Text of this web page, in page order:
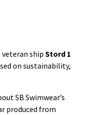
ship Stord 1
on sustainability,
SB Swimwear’s
produced from